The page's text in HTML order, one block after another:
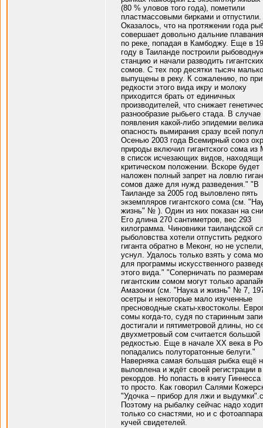
(80 % уловов того года), пометили
пластмассовыми бирками и отпустили.
Оказалось, что на протяжении года
совершает довольно дальние
по реке, попадая в Камбоджу. Еще в
году в Таиланде построили
станцию и начали разводить гигантских
сомов. С тех пор десятки тысяч
выпущены в реку. К сожалению, по
редкости этого вида икру и молоку
приходится брать от единичных
производителей, что снижает
разнообразие рыбьего стада. В случае
появления какой-либо эпидемии велика
опасность вымирания сразу всей
Осенью 2003 года Всемирный союз
природы включил гигантского сома из
в список исчезающих видов,
критическом положении. Вскоре будет
наложен полный запрет на ловлю
сомов даже для нужд разведения." "В
Таиланде за 2005 год выловлено пять
экземпляров гигантского сома (см.
жизнь" № ). Один из них показан на
Его длина 270 сантиметров, вес 293
килограмма. Чиновники таиландской
рыболовства хотели отпустить редкого
гиганта обратно в Меконг, но не
уснул. Удалось только взять у сома
для программы искусственного
этого вида." "Соперничать по
гигантским сомом могут только
Амазонки (см. "Наука и жизнь" № 7,
осетры и некоторые мало изученные
пресноводные скаты-хвостоколы.
сомы когда-то, судя по старинным
достигали и пятиметровой длины, но
двухметровый сом считается большой
редкостью. Еще в начале ХХ века в
попадались полуторатонные белуги."
Наверняка самая большая рыбка ещё
выловлена и ждёт своей регистрации в
рекордов. Но попасть в книгу Гиннесса
то просто. Как говорил Салями
"Удочка – прибор для лжи и
Поэтому на рыбалку сейчас надо
только со снастями, но и с
кучей свидетелей.